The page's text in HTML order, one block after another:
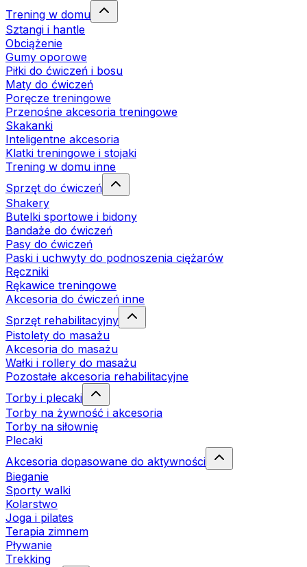
Trening w domu
Sztangi i hantle
Obciążenie
Gumy oporowe
Piłki do ćwiczeń i bosu
Maty do ćwiczeń
Poręcze treningowe
Przenośne akcesoria treningowe
Skakanki
Inteligentne akcesoria
Klatki treningowe i stojaki
Trening w domu inne
Sprzęt do ćwiczeń
Shakery
Butelki sportowe i bidony
Bandaże do ćwiczeń
Pasy do ćwiczeń
Paski i uchwyty do podnoszenia ciężarów
Ręczniki
Rękawice treningowe
Akcesoria do ćwiczeń inne
Sprzęt rehabilitacyjny
Pistolety do masażu
Akcesoria do masażu
Wałki i rollery do masażu
Pozostałe akcesoria rehabilitacyjne
Torby i plecaki
Torby na żywność i akcesoria
Torby na siłownię
Plecaki
Akcesoria dopasowane do aktywności
Bieganie
Sporty walki
Kolarstwo
Joga i pilates
Terapia zimnem
Pływanie
Trekking